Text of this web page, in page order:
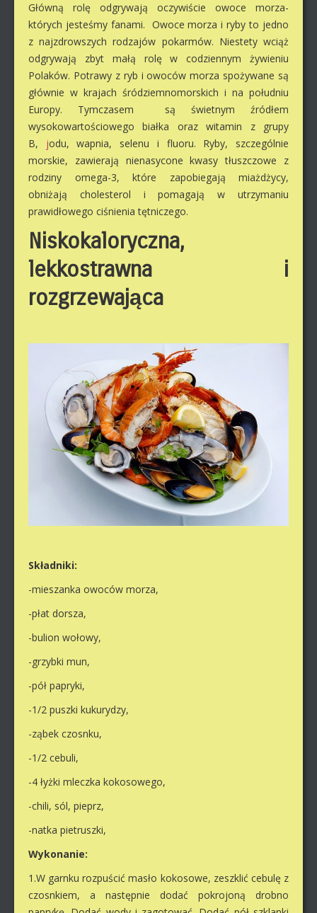
Główną rolę odgrywają oczywiście owoce morza-
których jesteśmy fanami. Owoce morza i ryby to jedno
z najzdrowszych rodzajów pokarmów. Niestety wciąż
odgrywają zbyt małą rolę w codziennym żywieniu
Polaków. Potrawy z ryb i owoców morza spożywane są
głównie w krajach śródziemnomorskich i na południu
Europy. Tymczasem są świetnym źródłem
wysokowartościowego białka oraz witamin z grupy
B, jodu, wapnia, selenu i fluoru. Ryby, szczególnie
morskie, zawierają nienasycone kwasy tłuszczowe z
rodziny omega-3, które zapobiegają miażdżycy,
obniżają cholesterol i pomagają w utrzymaniu
prawidłowego ciśnienia tętniczego.
Niskokaloryczna,
lekkostrawna i
rozgrzewająca
Składniki:
-mieszanka owoców morza,
-płat dorsza,
-bulion wołowy,
-grzybki mun,
-pół papryki,
-1/2 puszki kukurydzy,
-ząbek czosnku,
-1/2 cebuli,
-4 łyżki mleczka kokosowego,
-chili, sól, pieprz,
-natka pietruszki,
Wykonanie:
1.W garnku rozpuścić masło kokosowe, zeszklić cebulę z
czosnkiem, a następnie dodać pokrojoną drobno